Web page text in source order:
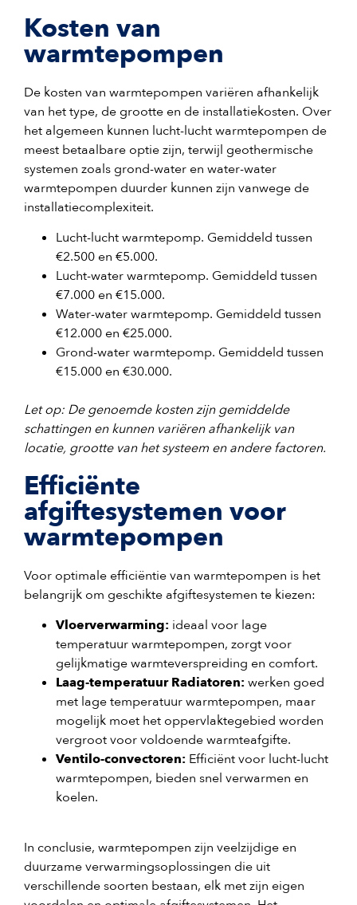
Kosten van
warmtepompen
De kosten van warmtepompen variëren afhankelijk
van het type, de grootte en de installatiekosten. Over
het algemeen kunnen lucht-lucht warmtepompen de
meest betaalbare optie zijn, terwijl geothermische
systemen zoals grond-water en water-water
warmtepompen duurder kunnen zijn vanwege de
installatiecomplexiteit.
Lucht-lucht warmtepomp. Gemiddeld tussen
€2.500 en €5.000.
Lucht-water warmtepomp. Gemiddeld tussen
€7.000 en €15.000.
Water-water warmtepomp. Gemiddeld tussen
€12.000 en €25.000.
Grond-water warmtepomp. Gemiddeld tussen
€15.000 en €30.000.
Let op: De genoemde kosten zijn gemiddelde
schattingen en kunnen variëren afhankelijk van
locatie, grootte van het systeem en andere factoren.
Efficiënte
afgiftesystemen voor
warmtepompen
Voor optimale efficiëntie van warmtepompen is het
belangrijk om geschikte afgiftesystemen te kiezen:
Vloerverwarming: ideaal voor lage
temperatuur warmtepompen, zorgt voor
gelijkmatige warmteverspreiding en comfort.
Laag-temperatuur Radiatoren: werken goed
met lage temperatuur warmtepompen, maar
mogelijk moet het oppervlaktegebied worden
vergroot voor voldoende warmteafgifte.
Ventilo-convectoren: Efficiënt voor lucht-lucht
warmtepompen, bieden snel verwarmen en
koelen.
In conclusie, warmtepompen zijn veelzijdige en
duurzame verwarmingsoplossingen die uit
verschillende soorten bestaan, elk met zijn eigen